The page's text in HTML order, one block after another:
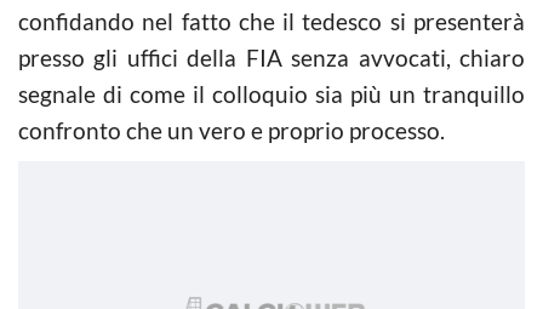
confidando nel fatto che il tedesco si presenterà
presso gli uffici della FIA senza avvocati, chiaro
segnale di come il colloquio sia più un tranquillo
confronto che un vero e proprio processo.